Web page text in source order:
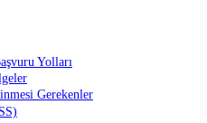
Yolları
Gerekenler